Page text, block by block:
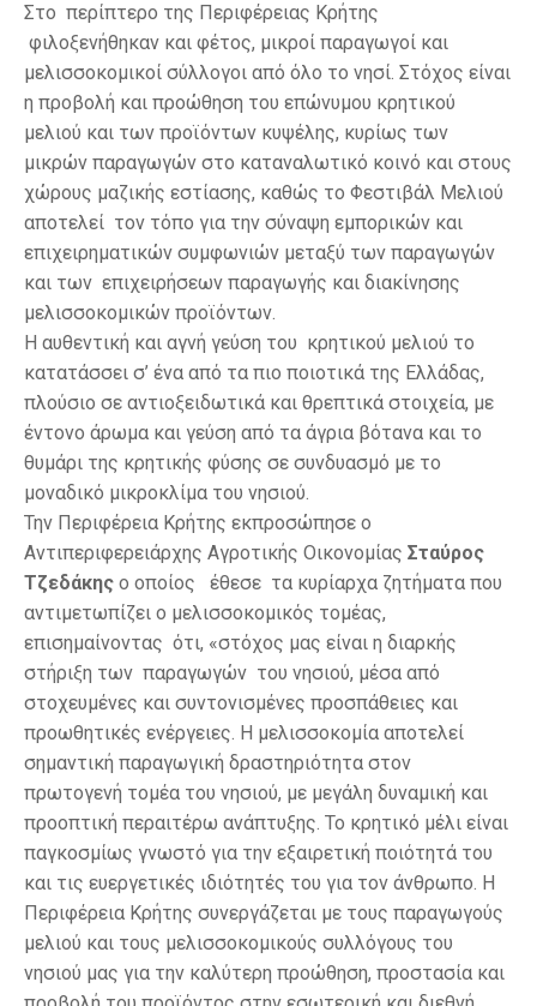
Στο περίπτερο της Περιφέρειας Κρήτης
φιλοξενήθηκαν και φέτος, μικροί παραγωγοί και
μελισσοκομικοί σύλλογοι από όλο το νησί. Στόχος είναι
η προβολή και προώθηση του επώνυμου κρητικού
μελιού και των προϊόντων κυψέλης, κυρίως των
μικρών παραγωγών στο καταναλωτικό κοινό και στους
χώρους μαζικής εστίασης, καθώς το Φεστιβάλ Μελιού
αποτελεί τον τόπο για την σύναψη εμπορικών και
επιχειρηματικών συμφωνιών μεταξύ των παραγωγών
και των επιχειρήσεων παραγωγής και διακίνησης
μελισσοκομικών προϊόντων.
H αυθεντική και αγνή γεύση του κρητικού μελιού το
κατατάσσει σ’ ένα από τα πιο ποιοτικά της Ελλάδας,
πλούσιο σε αντιοξειδωτικά και θρεπτικά στοιχεία, με
έντονο άρωμα και γεύση από τα άγρια βότανα και το
θυμάρι της κρητικής φύσης σε συνδυασμό με το
μοναδικό μικροκλίμα του νησιού.
Την Περιφέρεια Κρήτης εκπροσώπησε ο
Αντιπεριφερειάρχης Αγροτικής Οικονομίας Σταύρος
Τζεδάκης ο οποίος έθεσε τα κυρίαρχα ζητήματα που
αντιμετωπίζει ο μελισσοκομικός τομέας,
επισημαίνοντας ότι, «στόχος μας είναι η διαρκής
στήριξη των παραγωγών του νησιού, μέσα από
στοχευμένες και συντονισμένες προσπάθειες και
προωθητικές ενέργειες. Η μελισσοκομία αποτελεί
σημαντική παραγωγική δραστηριότητα στον
πρωτογενή τομέα του νησιού, με μεγάλη δυναμική και
προοπτική περαιτέρω ανάπτυξης. Το κρητικό μέλι είναι
παγκοσμίως γνωστό για την εξαιρετική ποιότητά του
και τις ευεργετικές ιδιότητές του για τον άνθρωπο. Η
Περιφέρεια Κρήτης συνεργάζεται με τους παραγωγούς
μελιού και τους μελισσοκομικούς συλλόγους του
νησιού μας για την καλύτερη προώθηση, προστασία και